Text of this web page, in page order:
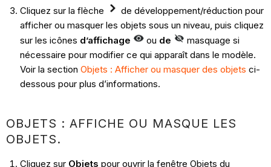
Cliquez sur la flèche
de développement/réduction pour
afficher ou masquer les objets sous un niveau, puis cliquez
sur les icônes d’affichage ou de
masquage si
nécessaire pour modifier ce qui apparaît dans le modèle.
Voir la section Objets : Afficher ou masquer des objets ci-
dessous pour plus d’informations.
OBJETS : AFFICHE OU MASQUE LES
OBJETS.
Cliquez sur Objets pour ouvrir la fenêtre Objets du